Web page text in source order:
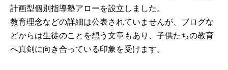
計画型個別指導塾アローを設立しました。
教育理念などの詳細は公表されていませんが、ブログな
どからは生徒のことを想う文章もあり、子供たちの教育
へ真剣に向き合っている印象を受けます。